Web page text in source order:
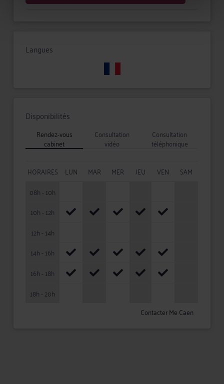
Langues
Disponibilités
Rendez-vous
cabinet
Consultation
vidéo
Consultation
téléphonique
HORAIRES LUN MAR MER JEU VEN
SAM
08h - 10h
10h - 12h
12h - 14h
14h - 16h
16h - 18h
18h - 20h
Contacter Me Caen